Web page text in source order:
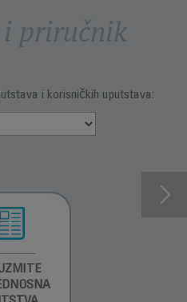
priručnik
i korisničkih uputstava: